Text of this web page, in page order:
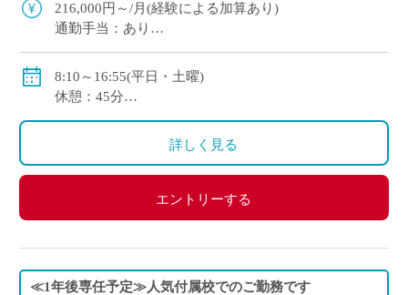
216,000円～/月(経験による加算あり)
通勤手当：あり
私学共済加入
8:10～16:55(平日・土曜)
休憩：45分
詳しく見る
エントリーする
≪1年後専任予定≫人気付属校でのご勤務です